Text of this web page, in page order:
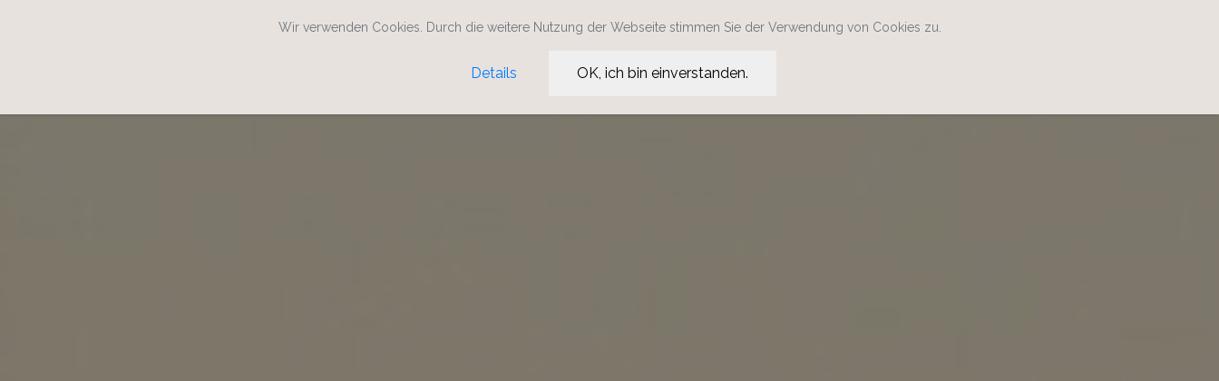
Wir verwenden Cookies. Durch die weitere Nutzung der Webseite stimmen Sie der Verwendung von Cookies zu.
Details OK, ich bin einverstanden.
SPEISEKARTENWEB